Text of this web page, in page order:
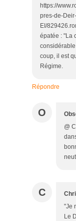
https://
pres-de-
EI/
épatée : "La
coup, il est
Régime.
Répondre
O
@
C
"Je
Le